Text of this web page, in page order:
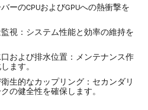
ーのCPUおよびGPUへの熱衝撃を
視： システム性能と効率の維持を
および排水位置：
メンテナンス作
ます。
生的なカップリング： セカンダリ
の健全性を確保します。